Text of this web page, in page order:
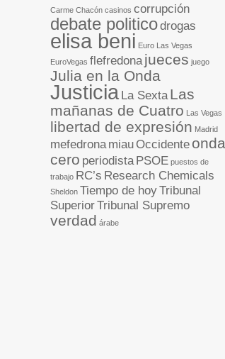
Carme Chacón casinos corrupción
debate politicodrogas
elisa beni Euro Las Vegas
EuroVegas flefredona jueces juego
Julia en la Onda
Justicia La Sexta Las
mañanas de Cuatro Las Vegas
libertad de expresión Madrid
mefedrona miau Occidente onda
cero periodista PSOE puestos de
trabajo RC’s Research Chemicals
Sheldon Tiempo de hoyTribunal
SuperiorTribunal Supremo
verdad árabe